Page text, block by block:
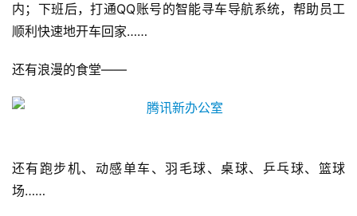
内；下班后，打通QQ账号的智能寻车导航系统，帮助员工
顺利快速地开车回家……
还有浪漫的食堂——
还有跑步机、动感单车、羽毛球、桌球、乒乓球、篮球
场……